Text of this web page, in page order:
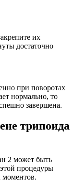
их
достаточно
при поворотах
нормально, то
завершена.
трипоида
2 может быть
процедуры
моментов.